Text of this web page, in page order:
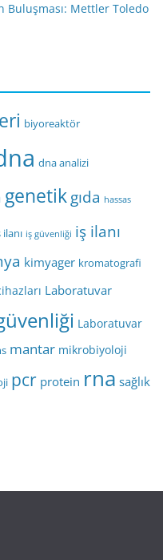
Buluşması: Mettler Toledo
biyoreaktör
dna analizi
genetikgıda hassas
iş güvenliği iş ilanı
kimyager kromatografi
Laboratuvar
Laboratuvar
mantar mikrobiyoloji
pcr protein rna sağlık